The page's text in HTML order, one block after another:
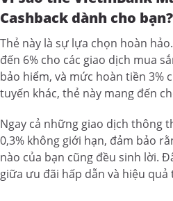
Cashback dành cho bạn?
Thẻ này là sự lựa chọn hoàn
đến 6% cho các giao dịch mua
bảo hiểm, và mức hoàn tiền 3%
tuyến khác, thẻ này mang đến
Ngay cả những giao dịch thông
0,3% không giới hạn, đảm bảo
nào của bạn cũng đều sinh lời.
giữa ưu đãi hấp dẫn và hiệu quả